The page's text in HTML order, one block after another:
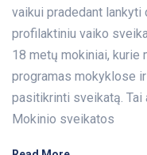
vaikui pradedant
profilaktiniu vaiko
18 metų mokiniai, kurie
programas mokyklose
pasitikrinti sveikatą.
Mokinio sveikatos